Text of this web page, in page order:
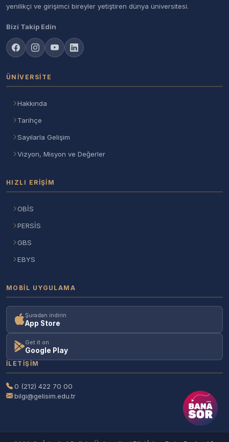
yenilikçi ve girişimci bireyler yetiştiren dünya üniversitesi.
Bizi Takip Edin
ÜNIVERSITE
Hakkında
Tarihçe
Sayılarla Gelişim
Vizyon, Misyon ve Değerler
HIZLI ERIŞIM
OBİS
PERSİS
GBS
EBYS
MOBIL UYGULAMA
Şuradan indirin
App Store
Get it on
Google Play
İLETIŞIM
0 (212) 422 70 00
bilgi@gelisim.edu.tr